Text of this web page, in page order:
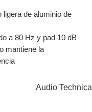
de aluminio de
a 80 Hz y pad 10 dB
mantiene la
Audio Technica